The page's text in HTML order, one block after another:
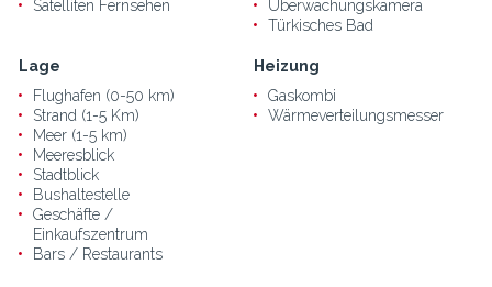
Satelliten Fernsehen
Überwachungskamera
Türkisches Bad
Lage
Flughafen (0-50 km)
Strand (1-5 Km)
Meer (1-5 km)
Meeresblick
Stadtblick
Bushaltestelle
Geschäfte /
Einkaufszentrum
Bars / Restaurants
Heizung
Gaskombi
Wärmeverteilungsmesser